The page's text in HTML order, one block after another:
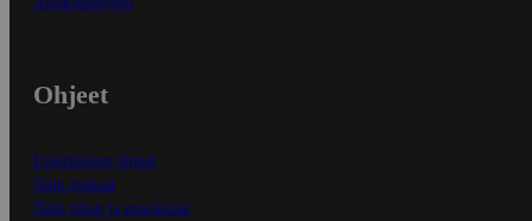
Ohjeet
Ensitilaajan ohjeet
Näin maksat
Näin tilaat ja muokkaat